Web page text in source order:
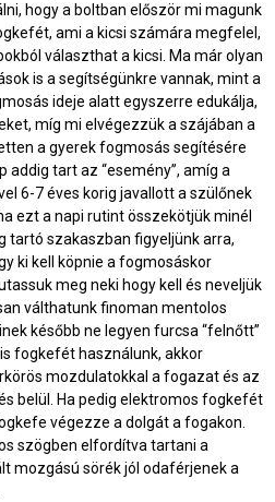
hogy a boltban először mi magunk
ami a kicsi számára megfelel,
választhat a kicsi. Ma már olyan
is a segítségünkre vannak, mint a
ideje alatt egyszerre edukálja,
míg mi elvégezzük a szájában a
a gyerek fogmosás segítésére
addig tart az “esemény”, amíg a
6-7 éves korig javallott a szülőnek
ezt a napi rutint összekötjük minél
tartó szakaszban figyeljünk arra,
ki kell köpnie a fogmosáskor
meg neki hogy kell és neveljük
válthatunk finoman mentolos
később ne legyen furcsa “felnőtt”
fogkefét használunk, akkor
mozdulatokkal a fogazat és az
belül. Ha pedig elektromos fogkefét
végezze a dolgát a fogakon.
szögben elfordítva tartani a
mozgású sörék jól odaférjenek a